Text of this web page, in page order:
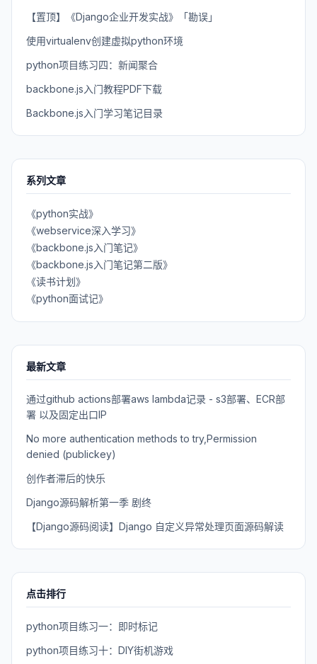
【置顶】《Django企业开发实战》「勘误」
使用virtualenv创建虚拟python环境
python项目练习四：新闻聚合
backbone.js入门教程PDF下载
Backbone.js入门学习笔记目录
系列文章
《python实战》
《webservice深入学习》
《backbone.js入门笔记》
《backbone.js入门笔记第二版》
《读书计划》
《python面试记》
最新文章
通过github actions部署aws lambda记录 - s3部署、ECR部
署 以及固定出口IP
No more authentication methods to try,Permission
denied (publickey)
创作者滞后的快乐
Django源码解析第一季 剧终
【Django源码阅读】Django 自定义异常处理页面源码解读
点击排行
python项目练习一：即时标记
python项目练习十：DIY街机游戏